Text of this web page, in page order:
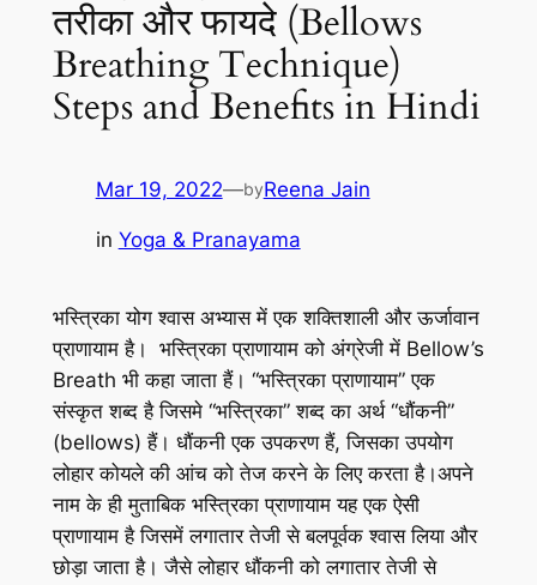
तरीका और फायदे (Bellows
Breathing Technique)
Steps and Benefits in Hindi
Mar 19, 2022—byReena Jain
in Yoga & Pranayama
भस्त्रिका योग श्वास अभ्यास में एक शक्तिशाली और ऊर्जावान
प्राणायाम है। भस्त्रिका प्राणायाम को अंग्रेजी में Bellow’s
Breath भी कहा जाता हैं। “भस्त्रिका प्राणायाम” एक
संस्कृत शब्द है जिसमे “भस्त्रिका” शब्द का अर्थ “धौंकनी”
(bellows) हैं। धौंकनी एक उपकरण हैं, जिसका उपयोग
लोहार कोयले की आंच को तेज करने के लिए करता है।अपने
नाम के ही मुताबिक भस्त्रिका प्राणायाम यह एक ऐसी
प्राणायाम है जिसमें लगातार तेजी से बलपूर्वक श्वास लिया और
छोड़ा जाता है। जैसे लोहार धौंकनी को लगातार तेजी से